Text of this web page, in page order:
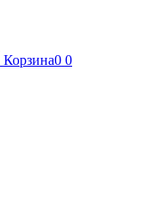
Корзина0 0